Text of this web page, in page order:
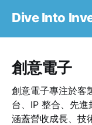
Dive Into
創意電子
創意電子專注於客
台、IP 整合、先
涵蓋營收成長、技